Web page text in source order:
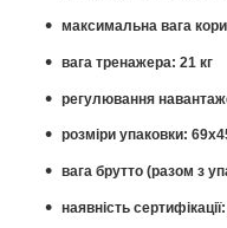
максимальна вага
вага тренажера: 21 кг
регулювання
розміри упаковки:
вага брутто (разом з
наявність